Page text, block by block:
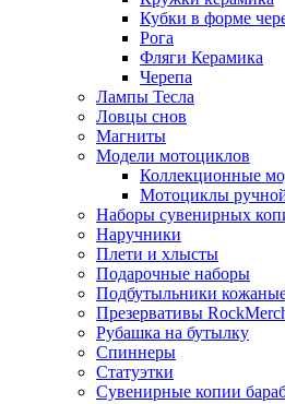
Кубки в форме
Рога
Фляги Керамика
Черепа
Лампы Тесла
Ловцы снов
Магниты
Модели мотоциклов
Коллекционные
Мотоциклы
Наборы сувенирных
Наручники
Плети и хлысты
Подарочные наборы
Подбутыльники
Презервативы
Рубашка на бутылку
Спиннеры
Статуэтки
Сувенирные копии